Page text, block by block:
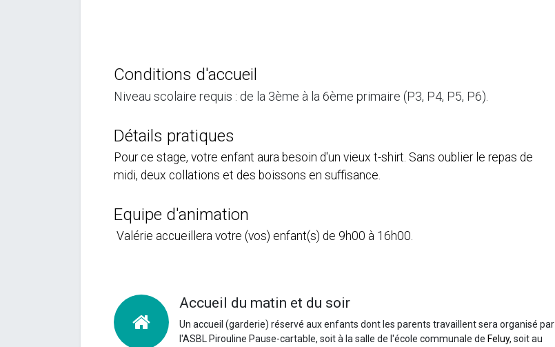
Conditions d'accueil
Niveau scolaire requis : de la 3ème à la 6ème primaire (P3, P4, P5, P6).
Détails pratiques
Pour ce stage, votre enfant aura besoin d'un vieux t-shirt. Sans oublier le repas de
midi, deux collations et des boissons en suffisance.
Equipe d'animation
Valérie accueillera votre (vos) enfant(s) de 9h00 à 16h00.
Accueil du matin et du soir
Un accueil (garderie) réservé aux enfants dont les parents travaillent sera organisé par
l'ASBL Pirouline Pause-cartable, soit à la salle de l'école communale de Feluy, soit au